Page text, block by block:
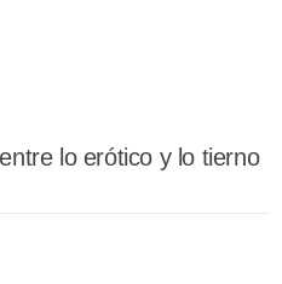
lo erótico y lo tierno